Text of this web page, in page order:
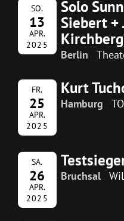
SO.
13
APR.
2025
Solo
Siebert +
Berlin
FR.
25
APR.
2025
Kurt
Hamburg
SA.
26
APR.
2025
Bruchsal